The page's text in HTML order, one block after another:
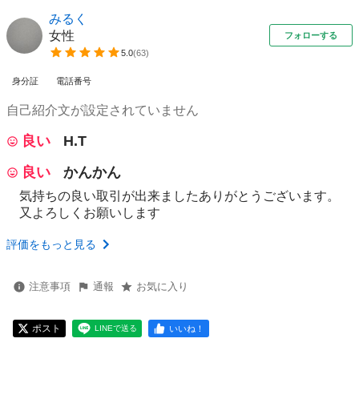
みるく
女性
5.0(63)
フォローする
身分証 電話番号
自己紹介文が設定されていません
良い
H.T
良い
かんかん
気持ちの良い取引が出来ましたありがとうございます。
又よろしくお願いします
評価をもっと見る
注意事項 通報 お気に入り
ポスト LINEで送る いいね！